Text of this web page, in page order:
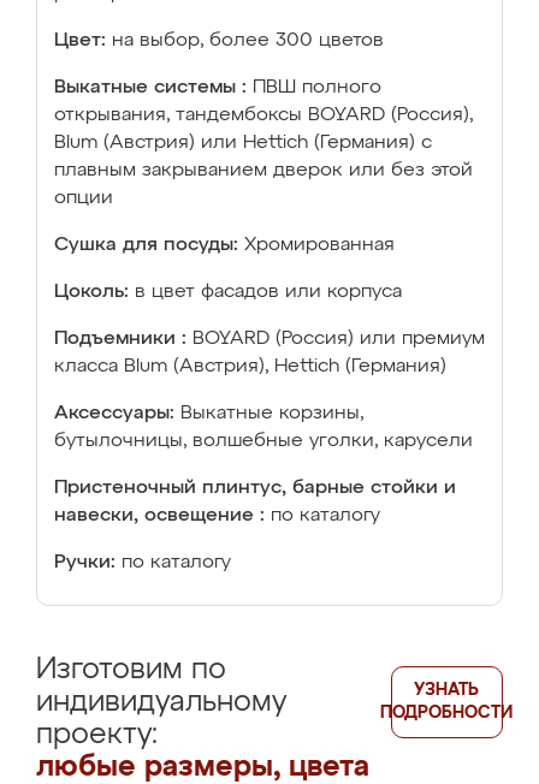
Цвет: на выбор, более 300 цветов
Выкатные системы :
ПВШ полного
открывания, тандембоксы BOYARD (Россия),
Blum (Австрия) или Hettich (Германия) с
плавным закрыванием дверок или без этой
опции
Сушка для посуды: Хромированная
Цоколь: в цвет фасадов или корпуса
Подъемники : BOYARD (Россия) или премиум
класса Blum (Австрия), Hettich (Германия)
Аксессуары: Выкатные корзины,
бутылочницы, волшебные уголки, карусели
Пристеночный плинтус, барные стойки и
навески, освещение : по каталогу
Ручки: по каталогу
Изготовим по
индивидуальному
проекту:
любые размеры, цвета
УЗНАТЬ
ПОДРОБНОСТИ